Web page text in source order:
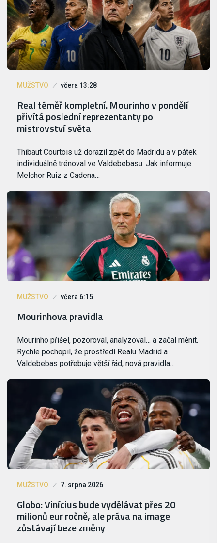
MUŽSTVO včera 13:28
Real téměř kompletní. Mourinho v pondělí
přivítá poslední reprezentanty po
mistrovství světa
Thibaut Courtois už dorazil zpět do Madridu a v pátek
individuálně trénoval ve Valdebebasu. Jak informuje
Melchor Ruiz z Cadena…
MUŽSTVO včera 6:15
Mourinhova pravidla
Mourinho přišel, pozoroval, analyzoval… a začal měnit.
Rychle pochopil, že prostředí Realu Madrid a
Valdebebas potřebuje větší řád, nová pravidla…
MUŽSTVO 7. srpna 2026
Globo: Vinícius bude vydělávat přes 20
milionů eur ročně, ale práva na image
zůstávají beze změny